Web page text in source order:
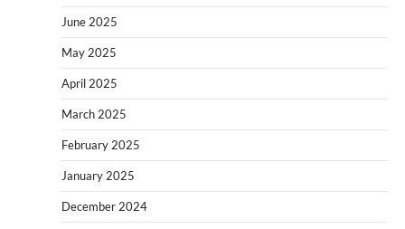
June 2025
May 2025
April 2025
March 2025
February 2025
January 2025
December 2024